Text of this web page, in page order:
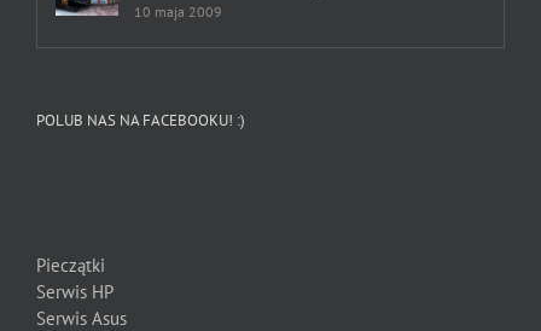
10 maja 2009
POLUB NAS NA FACEBOOKU! :)
Pieczątki
Serwis HP
Serwis Asus